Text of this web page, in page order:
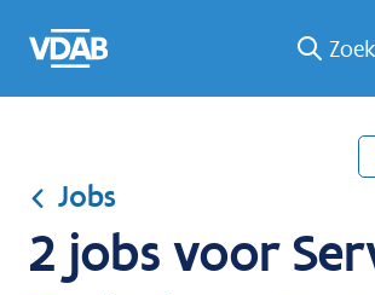
naar
een
een
job
naar
Zoek
Jobs
2 jobs voor